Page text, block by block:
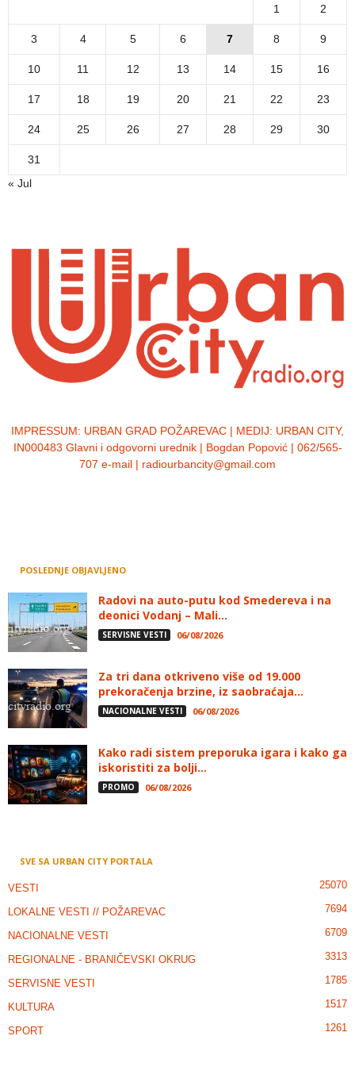
1 2
3 4 5 6 7 8 9
10 11 12 13 14 15 16
17 18 19 20 21 22 23
24 25 26 27 28 29 30
31
« Jul
IMPRESSUM: URBAN GRAD POŽAREVAC | MEDIJ: URBAN CITY,
IN000483 Glavni i odgovorni urednik | Bogdan Popović | 062/565-
707 e-mail | radiourbancity@gmail.com
POSLEDNJE OBJAVLJENO
Radovi na auto-putu kod Smedereva i na
deonici Vodanj – Mali...
SERVISNE VESTI 06/08/2026
Za tri dana otkriveno više od 19.000
prekoračenja brzine, iz saobraćaja...
NACIONALNE VESTI 06/08/2026
Kako radi sistem preporuka igara i kako ga
iskoristiti za bolji...
PROMO 06/08/2026
SVE SA URBAN CITY PORTALA
VESTI 25070
LOKALNE VESTI // POŽAREVAC 7694
NACIONALNE VESTI 6709
REGIONALNE - BRANIČEVSKI OKRUG 3313
SERVISNE VESTI 1785
KULTURA 1517
SPORT 1261